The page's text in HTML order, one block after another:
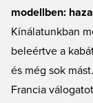
modellben:
Kínálatunkban
beleértve a
és még sok mást.
Francia